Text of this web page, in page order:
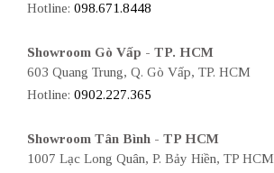
Hotline: 098.671.8448
Showroom Gò Vấp - TP. HCM
603 Quang Trung, Q. Gò Vấp, TP. HCM
Hotline: 0902.227.365
Showroom Tân Bình - TP HCM
1007 Lạc Long Quân, P. Bảy Hiền, TP HCM